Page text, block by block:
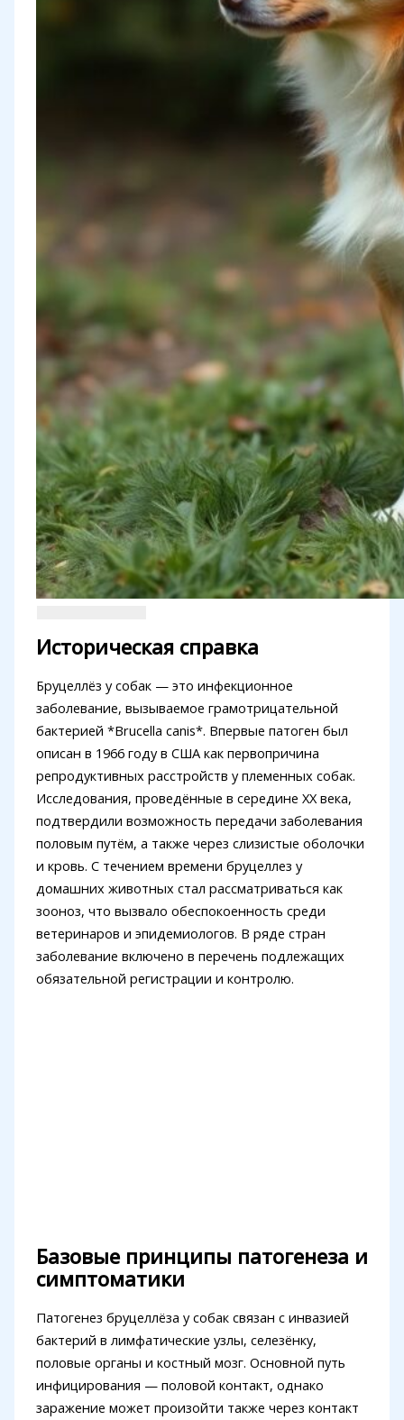
Историческая справка
Бруцеллёз у собак — это инфекционное
заболевание, вызываемое грамотрицательной
бактерией *Brucella canis*. Впервые патоген был
описан в 1966 году в США как первопричина
репродуктивных расстройств у племенных собак.
Исследования, проведённые в середине XX века,
подтвердили возможность передачи заболевания
половым путём, а также через слизистые оболочки
и кровь. С течением времени бруцеллез у
домашних животных стал рассматриваться как
зооноз, что вызвало обеспокоенность среди
ветеринаров и эпидемиологов. В ряде стран
заболевание включено в перечень подлежащих
обязательной регистрации и контролю.
Базовые принципы патогенеза и
симптоматики
Патогенез бруцеллёза у собак связан с инвазией
бактерий в лимфатические узлы, селезёнку,
половые органы и костный мозг. Основной путь
инфицирования — половой контакт, однако
заражение может произойти также через контакт